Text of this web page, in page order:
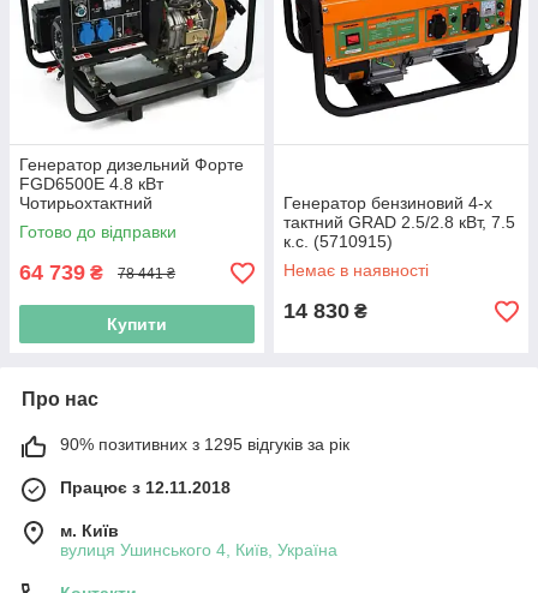
Генератор дизельний Форте
FGD6500E 4.8 кВт
Чотирьохтактний
Готово до відправки
64 739 ₴ 78 441 ₴
Купити
Генератор бензиновий 4-х
тактний GRAD 2.5/2.8 кВт, 7.5
к.с. (5710915)
Немає в наявності
14 830 ₴
Про нас
90% позитивних з 1295 відгуків за рік
Працює з 12.11.2018
м. Київ
вулиця Ушинського 4, Київ, Україна